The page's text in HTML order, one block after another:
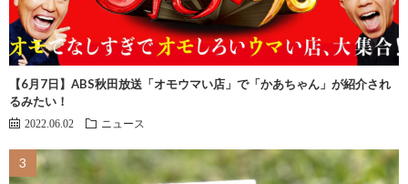
【6月7日】ABS秋田放送「オモウマい店」で「かあちゃん」が紹介され
るみたい！
2022.06.02 ニュース